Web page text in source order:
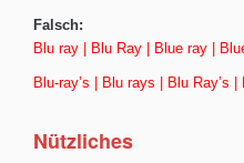
Falsch:
Blu ray | Blu Ray | Blue ray |
Blu-ray’s | Blu rays | Blu Ray’s
Nützliches